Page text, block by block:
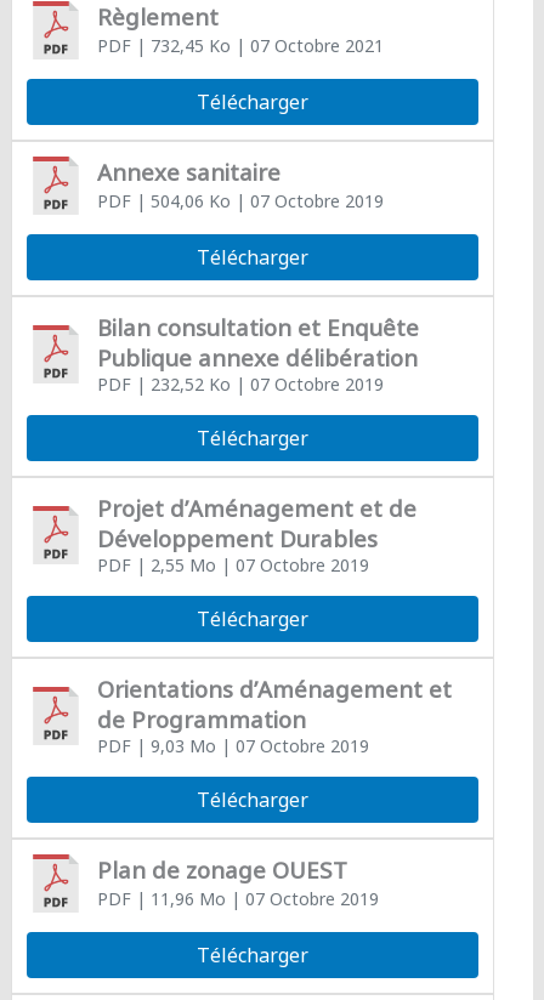
Règlement
PDF| 732,45 Ko | 07 Octobre 2021
Télécharger
Annexe sanitaire
PDF| 504,06 Ko | 07 Octobre 2019
Télécharger
Bilan consultation et Enquête
Publique annexe délibération
PDF| 232,52 Ko | 07 Octobre 2019
Télécharger
Projet d’Aménagement et de
Développement Durables
PDF| 2,55 Mo | 07 Octobre 2019
Télécharger
Orientations d’Aménagement et
de Programmation
PDF| 9,03 Mo | 07 Octobre 2019
Télécharger
Plan de zonage OUEST
PDF| 11,96 Mo | 07 Octobre 2019
Télécharger